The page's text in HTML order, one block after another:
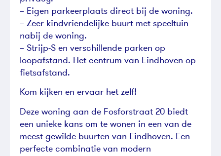
– Eigen parkeerplaats direct bij de woning.
– Zeer kindvriendelijke buurt met speeltuin
nabij de woning.
– Strijp-S en verschillende parken op
loopafstand. Het centrum van Eindhoven op
fietsafstand.
Kom kijken en ervaar het zelf!
Deze woning aan de Fosforstraat 20 biedt
een unieke kans om te wonen in een van de
meest gewilde buurten van Eindhoven. Een
perfecte combinatie van modern